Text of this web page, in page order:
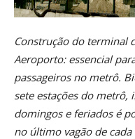
Construção do terminal
Aeroporto: essencial
passageiros no metrô.
sete estações do metrô,
domingos e feriados é
no último vagão de